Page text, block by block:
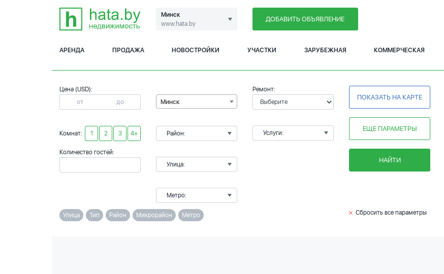
Минск
www.hata.by
ДОБАВИТЬ ОБЪЯВЛЕНИЕ
АРЕНДА ПРОДАЖА НОВОСТРОЙКИ УЧАСТКИ ЗАРУБЕЖНАЯ КОММЕРЧЕСКАЯ
Цена (USD):
Комнат: 1 2 3 4+
Количество гостей:
Минск
Район:
Улица:
Метро:
Ремонт:
Услуги:
ПОКАЗАТЬ НА КАРТЕ
ЕЩЕ ПАРАМЕТРЫ
НАЙТИ
Улица Тип Район Микрорайон Метро Сбросить все параметры